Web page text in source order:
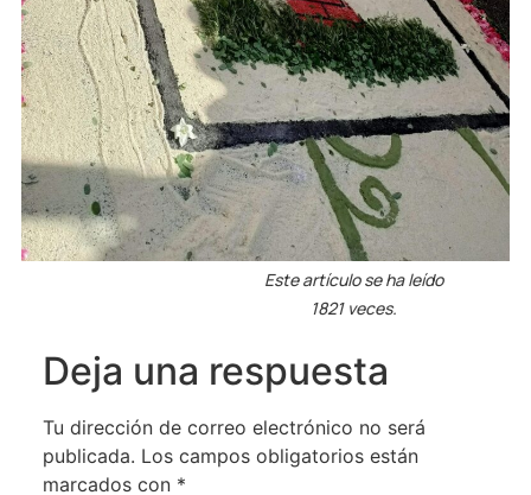
Este artículo se ha leído
1821 veces.
Deja una respuesta
Tu dirección de correo electrónico no será
publicada. Los campos obligatorios están
marcados con *